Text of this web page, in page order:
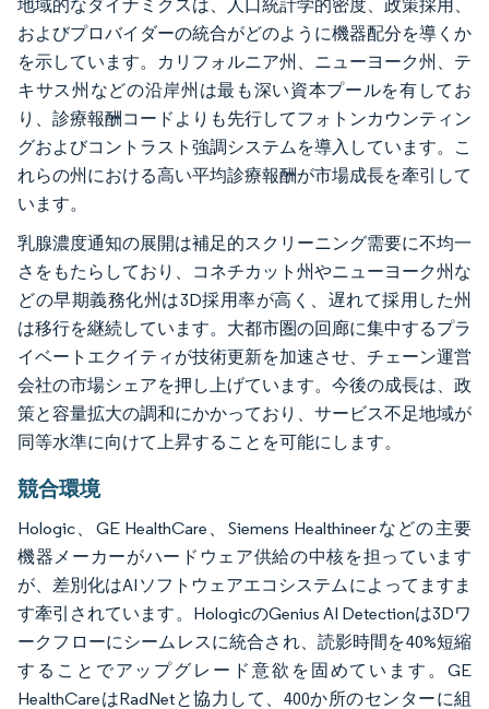
地域的なダイナミクスは、人口統計学的密度、政策採用、
およびプロバイダーの統合がどのように機器配分を導くか
を示しています。カリフォルニア州、ニューヨーク州、テ
キサス州などの沿岸州は最も深い資本プールを有してお
り、診療報酬コードよりも先行してフォトンカウンティン
グおよびコントラスト強調システムを導入しています。こ
れらの州における高い平均診療報酬が市場成長を牽引して
います。
乳腺濃度通知の展開は補足的スクリーニング需要に不均一
さをもたらしており、コネチカット州やニューヨーク州な
どの早期義務化州は3D採用率が高く、遅れて採用した州
は移行を継続しています。大都市圏の回廊に集中するプラ
イベートエクイティが技術更新を加速させ、チェーン運営
会社の市場シェアを押し上げています。今後の成長は、政
策と容量拡大の調和にかかっており、サービス不足地域が
同等水準に向けて上昇することを可能にします。
競合環境
Hologic、GE HealthCare、Siemens Healthineerなどの主要
機器メーカーがハードウェア供給の中核を担っています
が、差別化はAIソフトウェアエコシステムによってますま
す牽引されています。HologicのGenius AI Detectionは3Dワ
ークフローにシームレスに統合され、読影時間を40%短縮
することでアップグレード意欲を固めています。GE
HealthCareはRadNetと協力して、400か所のセンターに組